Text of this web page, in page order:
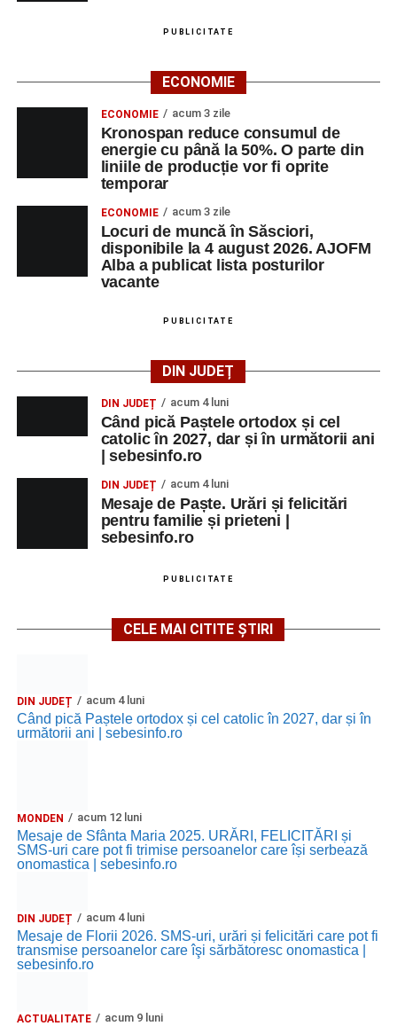
PUBLICITATE
ECONOMIE
ECONOMIE acum 3 zile
Kronospan reduce consumul de
energie cu până la 50%. O parte din
liniile de producție vor fi oprite
temporar
ECONOMIE acum 3 zile
Locuri de muncă în Săsciori,
disponibile la 4 august 2026. AJOFM
Alba a publicat lista posturilor
vacante
PUBLICITATE
DIN JUDEȚ
DIN JUDEȚ acum 4 luni
Când pică Paștele ortodox și cel
catolic în 2027, dar și în următorii ani
| sebesinfo.ro
DIN JUDEȚ acum 4 luni
Mesaje de Paște. Urări și felicitări
pentru familie și prieteni |
sebesinfo.ro
PUBLICITATE
CELE MAI CITITE ȘTIRI
DIN JUDEȚ acum 4 luni
Când pică Paștele ortodox și cel catolic în 2027, dar și în
următorii ani | sebesinfo.ro
MONDEN acum 12 luni
Mesaje de Sfânta Maria 2025. URĂRI, FELICITĂRI și
SMS-uri care pot fi trimise persoanelor care își serbează
onomastica | sebesinfo.ro
DIN JUDEȚ acum 4 luni
Mesaje de Florii 2026. SMS-uri, urări și felicitări care pot fi
transmise persoanelor care îşi sărbătoresc onomastica |
sebesinfo.ro
ACTUALITATE acum 9 luni